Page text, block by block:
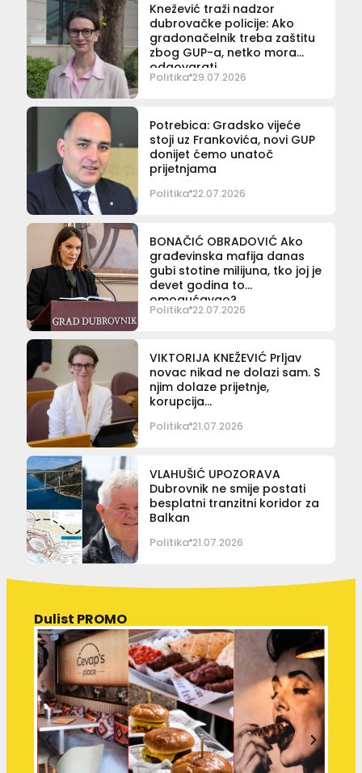
Knežević traži nadzor
dubrovačke policije: Ako
gradonačelnik treba zaštitu
zbog GUP-a, netko mora
odgovarati
Politika 29.07.2026
Potrebica: Gradsko vijeće
stoji uz Frankovića, novi GUP
donijet ćemo unatoč
prijetnjama
Politika 22.07.2026
BONAČIĆ OBRADOVIĆ Ako
građevinska mafija danas
gubi stotine milijuna, tko joj je
devet godina to
omogućavao?
Politika 22.07.2026
VIKTORIJA KNEŽEVIĆ Prljav
novac nikad ne dolazi sam. S
njim dolaze prijetnje,
korupcija…
Politika 21.07.2026
VLAHUŠIĆ UPOZORAVA
Dubrovnik ne smije postati
besplatni tranzitni koridor za
Balkan
Politika 21.07.2026
Dulist PROMO